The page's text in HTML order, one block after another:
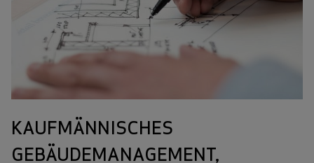
KAUFMÄNNISCHES
GEBÄUDEMANAGEMENT,